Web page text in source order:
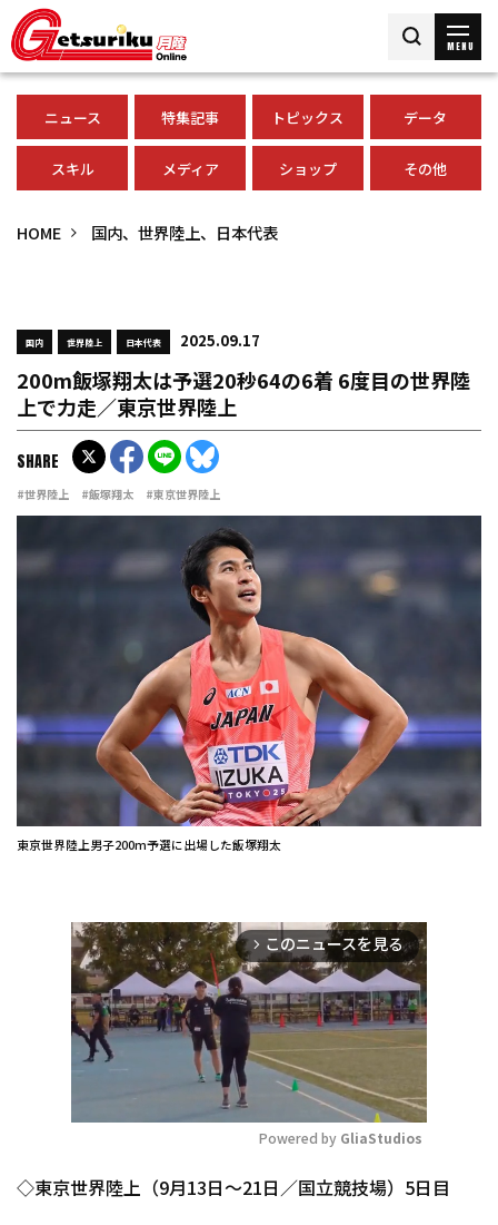
MENU
ニュース 特集記事 トピックス データ
スキル メディア ショップ その他
HOME 国内、世界陸上、日本代表
国内 世界陸上 日本代表 2025.09.17
200m飯塚翔太は予選20秒64の6着 6度目の世界陸
上で力走／東京世界陸上
#世界陸上 #飯塚翔太 #東京世界陸上
SHARE
東京世界陸上男子200m予選に出場した飯塚翔太
arrow_forward_ios このニュースを見る
Mute
Powered by GliaStudios
◇東京世界陸上（9月13日～21日／国立競技場）5日目